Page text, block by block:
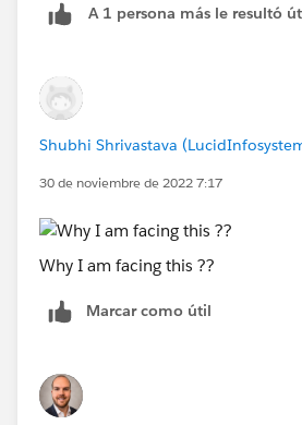
A 1 persona más le resultó
Shubhi Shrivastava
30 de noviembre de 2022 7:17
Why I am facing this ??
Marcar como útil